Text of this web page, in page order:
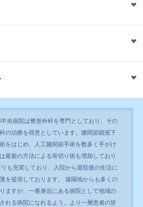
央病院は整形外科を専門としており、その
の治療を得意としています。膝関節鏡視下
をはじめ、人工膝関節手術を数多く手がけ
最新の方法による骨切り術も増加しており
も充実しており、入院から退院後の生活に
を提供しております。 遠隔地からも多くの
ますが、一番身近にある病院として地域の
れる病院になれるよう、より一層患者の皆